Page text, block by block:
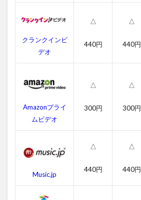
3
ト・
ロー
あら
すじ
4
イッ
ト・
ロー
ズの
情報
4.1
クランクインビ
デオ
△
440円
△
440円
Amazonプライ
ムビデオ
△
300円
△
300円
Music.jp
△
440円
△
440円